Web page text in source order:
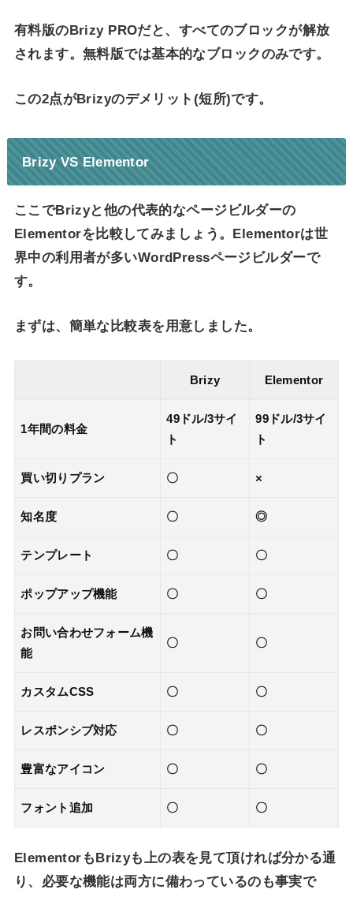
有料版のBrizy PROだと、すべてのブロックが解放
されます。無料版では基本的なブロックのみです。
この2点がBrizyのデメリット(短所)です。
Brizy VS Elementor
ここでBrizyと他の代表的なページビルダーの
Elementorを比較してみましょう。Elementorは世
界中の利用者が多いWordPressページビルダーで
す。
まずは、簡単な比較表を用意しました。
Brizy Elementor
1年間の料金
49ドル/3サイ
ト
99ドル/3サイ
ト
買い切りプラン 〇 ×
知名度 〇 ◎
テンプレート 〇 〇
ポップアップ機能 〇 〇
お問い合わせフォーム機
能
〇 〇
カスタムCSS 〇 〇
レスポンシブ対応 〇 〇
豊富なアイコン 〇 〇
フォント追加 〇 〇
ElementorもBrizyも上の表を見て頂ければ分かる通
り、必要な機能は両方に備わっているのも事実で